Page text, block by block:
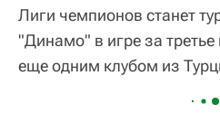
Лиги чемпионов станет
"Динамо" в игре за третье
еще одним клубом из